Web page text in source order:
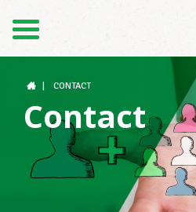
DE
Le LCGB
Structures syndicales
CONTACT
Contact